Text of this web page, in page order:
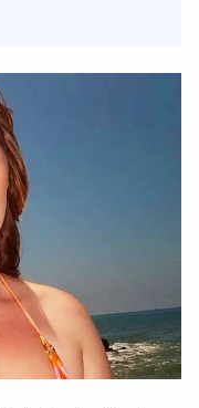
cần biết về
sàng hỗ trợ!